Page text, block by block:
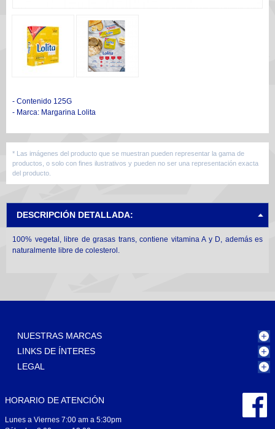
- Contenido 125G
- Marca: Margarina Lolita
* Las imágenes del producto que se muestran pueden representar la gama de
productos, o solo con fines ilustrativos y pueden no ser una representación exacta
del producto.
DESCRIPCIÓN DETALLADA:
100% vegetal, libre de grasas trans, contiene vitamina A y D, además es
naturalmente libre de colesterol.
NUESTRAS MARCAS
LINKS DE ÍNTERES
LEGAL
HORARIO DE ATENCIÓN
Lunes a Viernes 7:00 am a 5:30pm